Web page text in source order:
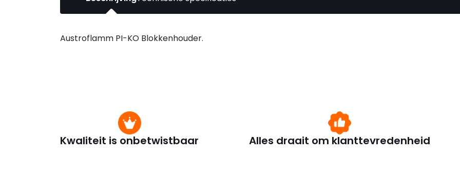
Austroflamm PI-KO Blokkenhouder.
Kwaliteit is onbetwistbaar Alles draait om klanttevredenheid